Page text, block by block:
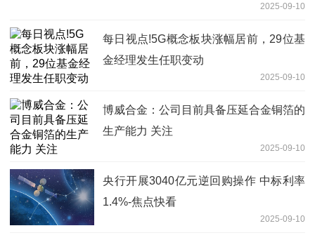
2025-09-10
每日视点!5G概念板块涨幅居前，29位基
金经理发生任职变动
2025-09-10
博威合金：公司目前具备压延合金铜箔的
生产能力 关注
2025-09-10
央行开展3040亿元逆回购操作 中标利率
1.4%-焦点快看
2025-09-10